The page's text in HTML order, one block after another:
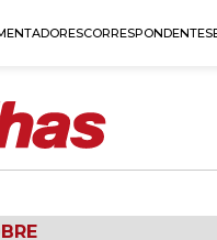
CORRESPONDENTES